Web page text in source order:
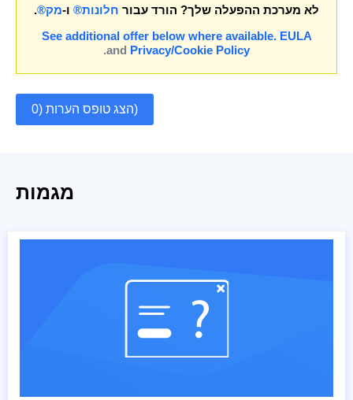
לא מערכת ההפעלה שלך? הורד עבור חלונות® ו-מק®.
See additional offer below where available. EULA
and Privacy/Cookie Policy
.
הצג טופס הערות (0)
מגמות